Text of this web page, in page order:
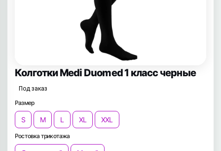
Колготки Medi Duomed 1 класс черные
Под заказ
Размер
S M L XL XXL
Ростовка трикотажа